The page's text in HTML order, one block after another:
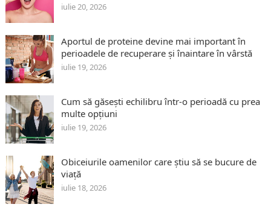
iulie 20, 2026
Aportul de proteine devine mai important în
perioadele de recuperare și înaintare în vârstă
iulie 19, 2026
Cum să găsești echilibru într-o perioadă cu prea
multe opțiuni
iulie 19, 2026
Obiceiurile oamenilor care știu să se bucure de
viață
iulie 18, 2026